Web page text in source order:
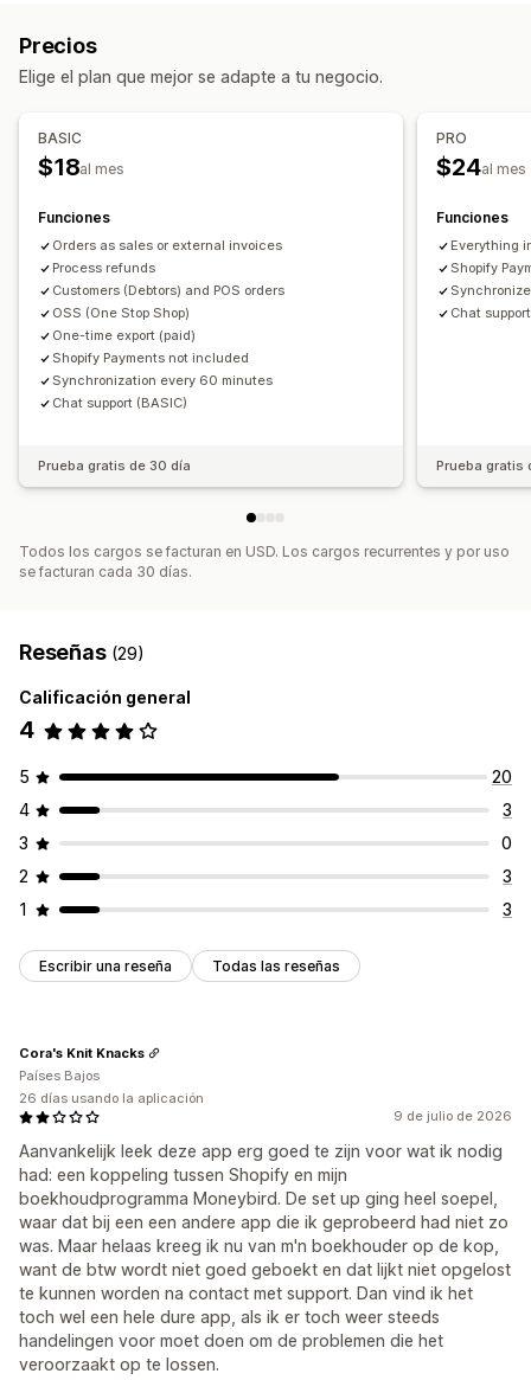
Facturación
Sincronización de datos automatizada
Mapeo del impuesto sobre las ventas
Registro
Registro fiscal
Informes y declaraciones
Devolución de impuestos locales
Precios
Elige el plan que mejor se adapte a tu negocio.
BASIC
$18al mes
Funciones
Orders as sales or external invoices
Process refunds
Customers (Debtors) and POS orders
OSS (One Stop Shop)
One-time export (paid)
Shopify Payments not included
Synchronization every 60 minutes
Chat support (BASIC)
Prueba gratis de 30 día
PRO
$24al mes
Funciones
Everything
Shopify
Chat
Prueba gratis
Todos los cargos se facturan en USD. Los cargos recurrentes y por uso
se facturan cada 30 días.
Reseñas (29)
Calificación general
4
5
20
4
3
3
0
2
3
1
3
Escribir una reseña Todas las reseñas
9 de julio de 2026
Aanvankelijk leek deze app erg goed te zijn voor wat ik nodig
had: een koppeling tussen Shopify en mijn
boekhoudprogramma Moneybird. De set up ging heel soepel,
waar dat bij een een andere app die ik geprobeerd had niet zo
was. Maar helaas kreeg ik nu van m'n boekhouder op de kop,
want de btw wordt niet goed geboekt en dat lijkt niet opgelost
te kunnen worden na contact met support. Dan vind ik het
toch wel een hele dure app, als ik er toch weer steeds
handelingen voor moet doen om de problemen die het
veroorzaakt op te lossen.
Cora's Knit Knacks
Países Bajos
26 días usando la aplicación